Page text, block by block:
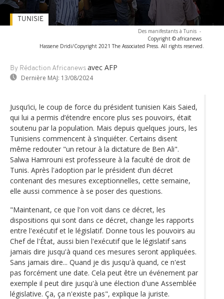
Des manifestants à Tunis -
Copyright © africanews
Hassene Dridi/Copyright 2021 The Associated Press. All rights reserved.
By Rédaction Africanews avec AFP
Dernière MAJ: 13/08/2024
TUNISIE
Jusqu’ici, le coup de force du président tunisien Kais Saied,
qui lui a permis d’étendre encore plus ses pouvoirs, était
soutenu par la population. Mais depuis quelques jours, les
Tunisiens commencent à s’inquiéter. Certains disent
même redouter "un retour à la dictature de Ben Ali".
Salwa Hamrouni est professeure à la faculté de droit de
Tunis. Après l'adoption par le président d’un décret
contenant des mesures exceptionnelles, cette semaine,
elle aussi commence à se poser des questions.
"Maintenant, ce que l'on voit dans ce décret, les
dispositions qui sont dans ce décret, change les rapports
entre l'exécutif et le législatif. Donne tous les pouvoirs au
Chef de l'État, aussi bien l'exécutif que le législatif sans
jamais dire jusqu'à quand ces mesures seront appliquées.
Sans jamais dire... Quand je dis jusqu'à quand, ce n'est
pas forcément une date. Cela peut être un événement par
exemple il peut dire jusqu'à une élection d'une Assemblée
législative. Ça, ça n'existe pas", explique la juriste.